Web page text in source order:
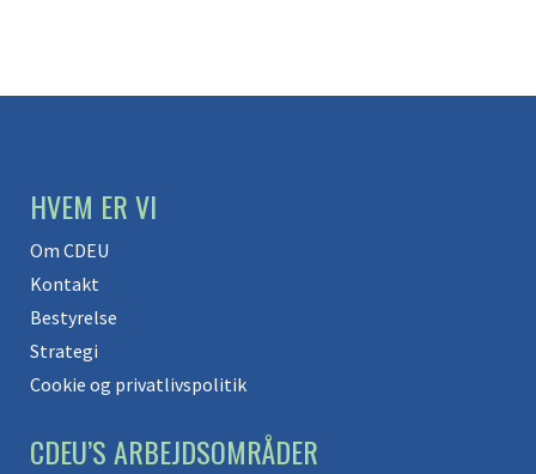
HVEM ER VI
Om CDEU
Kontakt
Bestyrelse
Strategi
Cookie og privatlivspolitik
CDEU’S ARBEJDSOMRÅDER